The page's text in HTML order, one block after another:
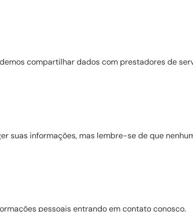
compartilhar dados com prestadores de
suas informações, mas lembre-se de que
pessoais entrando em contato conosco.